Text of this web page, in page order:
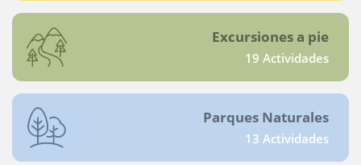
Excursiones a pie
19 Actividades
Parques Naturales
13 Actividades